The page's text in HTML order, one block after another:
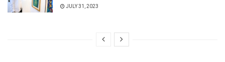
JULY 31, 2023